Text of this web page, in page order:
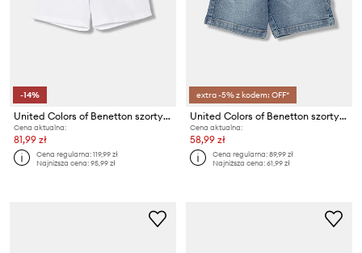
-14%
United Colors of Benetton szorty dziecięce z lnem
Cena aktualna:
81,99 zł
Cena regularna:119,99 zł
Najniższa cena:95,99 zł
extra -5% z kodem: OFF*
United Colors of Benetton szorty dziecięce bawełniane
Cena aktualna:
58,99 zł
Cena regularna:89,99 zł
Najniższa cena:61,99 zł